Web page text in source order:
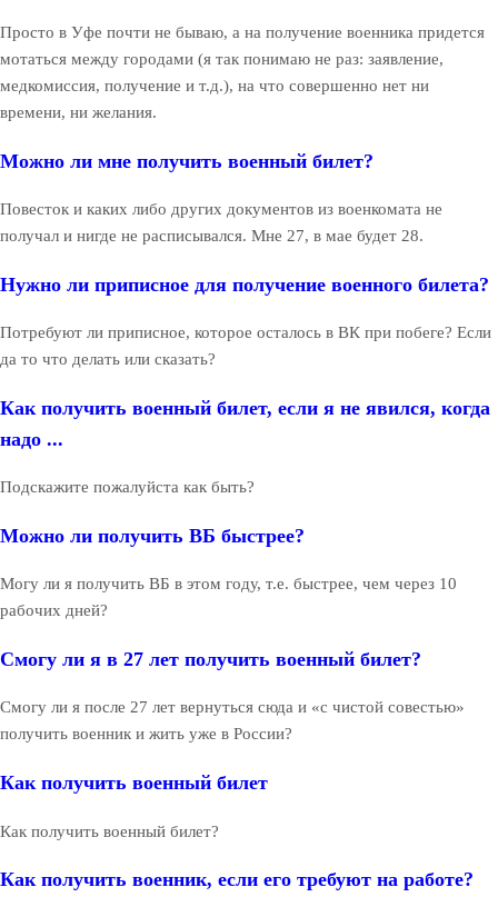
Просто в Уфе почти не бываю, а на получение военника придется
мотаться между городами (я так понимаю не раз: заявление,
медкомиссия, получение и т.д.), на что совершенно нет ни
времени, ни желания.
Можно ли мне получить военный билет?
Повесток и каких либо других документов из военкомата не
получал и нигде не расписывался. Мне 27, в мае будет 28.
Нужно ли приписное для получение военного билета?
Потребуют ли приписное, которое осталось в ВК при побеге? Если
да то что делать или сказать?
Как получить военный билет, если я не явился, когда
надо ...
Подскажите пожалуйста как быть?
Можно ли получить ВБ быстрее?
Могу ли я получить ВБ в этом году, т.е. быстрее, чем через 10
рабочих дней?
Смогу ли я в 27 лет получить военный билет?
Смогу ли я после 27 лет вернуться сюда и «с чистой совестью»
получить военник и жить уже в России?
Как получить военный билет
Как получить военный билет?
Как получить военник, если его требуют на работе?